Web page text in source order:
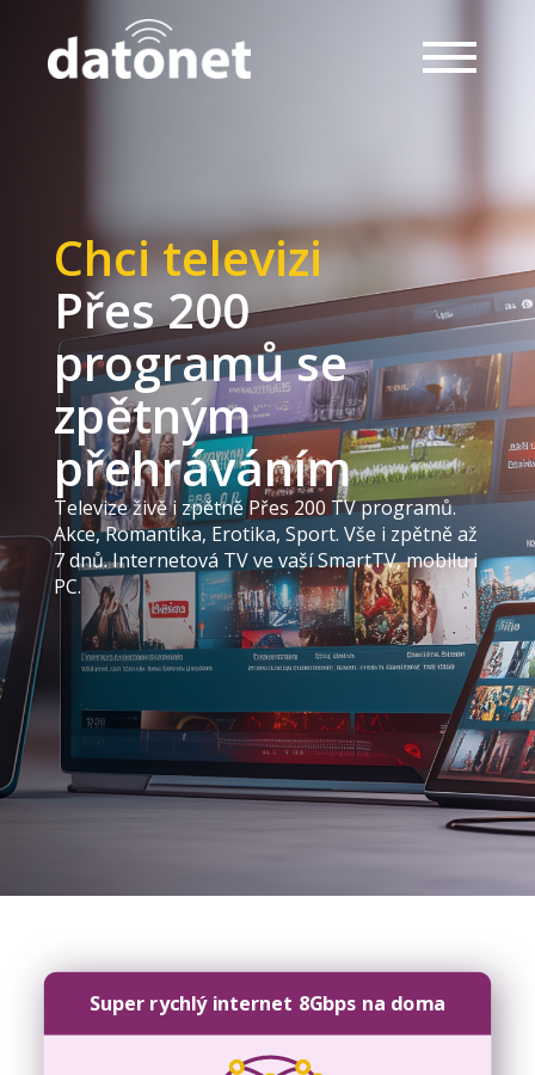
Chci televizi
Přes 200
programů se
zpětným
přehráváním
Televize živě i zpětně Přes 200 TV programů.
Akce, Romantika, Erotika, Sport. Vše i zpětně až
7 dnů. Internetová TV ve vaší SmartTV, mobilu i
PC.
Super rychlý internet 8Gbps na doma